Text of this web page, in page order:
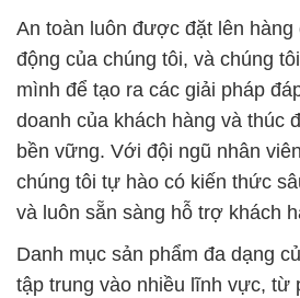
An toàn luôn được đặt lên hàng
động của chúng tôi, và chúng
mình để tạo ra các giải pháp
doanh của khách hàng và thúc
bền vững. Với đội ngũ nhân
chúng tôi tự hào có kiến thức
và luôn sẵn sàng hỗ trợ khách
Danh mục sản phẩm đa dạng
tập trung vào nhiều lĩnh vực, từ